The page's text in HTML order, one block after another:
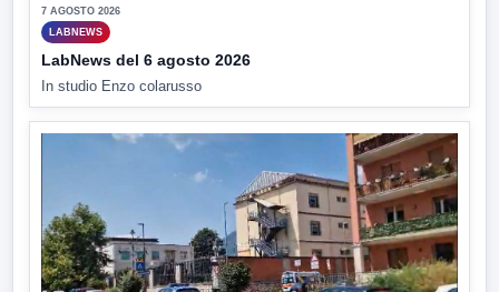
7 AGOSTO 2026
LABNEWS
LabNews del 6 agosto 2026
In studio Enzo colarusso